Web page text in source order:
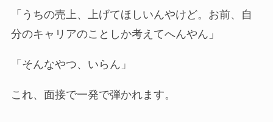
「うちの売上、上げてほしいんやけど。お前、自
分のキャリアのことしか考えてへんやん」
「そんなやつ、いらん」
これ、面接で一発で弾かれます。